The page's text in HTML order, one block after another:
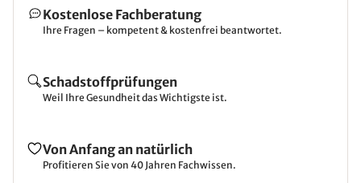
Kostenlose Fachberatung
Ihre Fragen – kompetent & kostenfrei beantwortet.
Schadstoffprüfungen
Weil Ihre Gesundheit das Wichtigste ist.
Von Anfang an natürlich
Profitieren Sie von 40 Jahren Fachwissen.